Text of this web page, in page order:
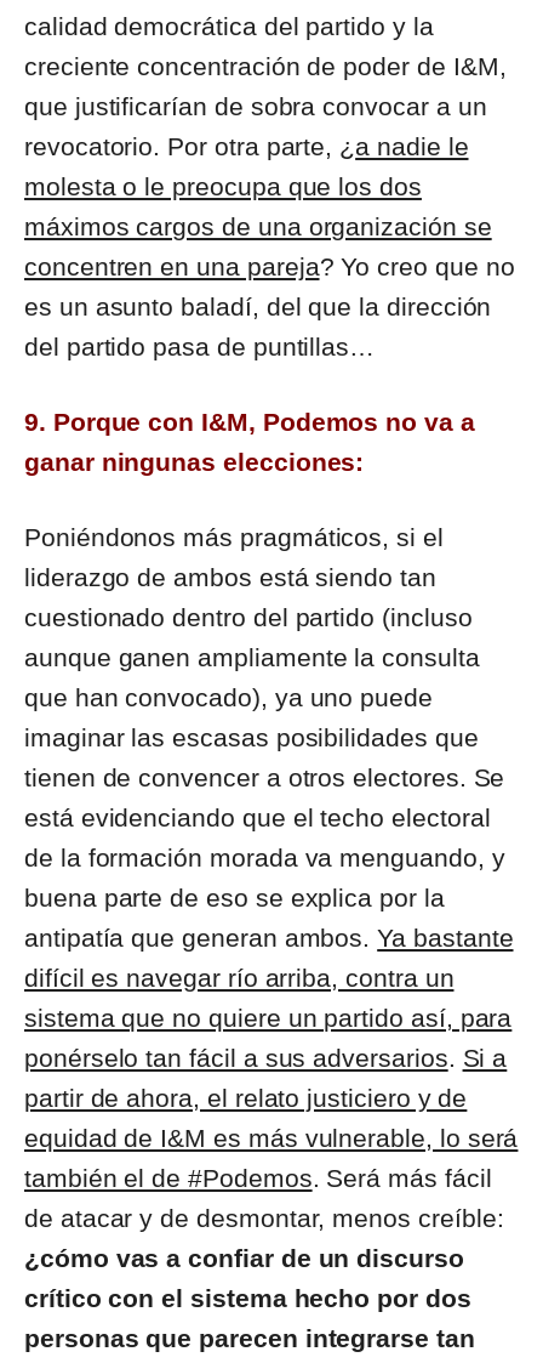
calidad democrática del partido y la
creciente concentración de poder de I&M,
que justificarían de sobra convocar a un
revocatorio. Por otra parte, ¿a nadie le
molesta o le preocupa que los dos
máximos cargos de una organización se
concentren en una pareja? Yo creo que no
es un asunto baladí, del que la dirección
del partido pasa de puntillas…
9. Porque con I&M, Podemos no va a
ganar ningunas elecciones:
Poniéndonos más pragmáticos, si el
liderazgo de ambos está siendo tan
cuestionado dentro del partido (incluso
aunque ganen ampliamente la consulta
que han convocado), ya uno puede
imaginar las escasas posibilidades que
tienen de convencer a otros electores. Se
está evidenciando que el techo electoral
de la formación morada va menguando, y
buena parte de eso se explica por la
antipatía que generan ambos.Ya bastante
difícil es navegar río arriba, contra un
sistema que no quiere un partido así, para
ponérselo tan fácil a sus adversarios. Si a
partir de ahora, el relato justiciero y de
equidad de I&M es más vulnerable, lo será
también el de #Podemos. Será más fácil
de atacar y de desmontar, menos creíble:
¿cómo vas a confiar de un discurso
crítico con el sistema hecho por dos
personas que parecen integrarse tan